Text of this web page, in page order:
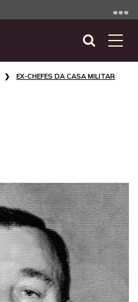
Abrir
EX-CHEFES DA CASA MILITAR